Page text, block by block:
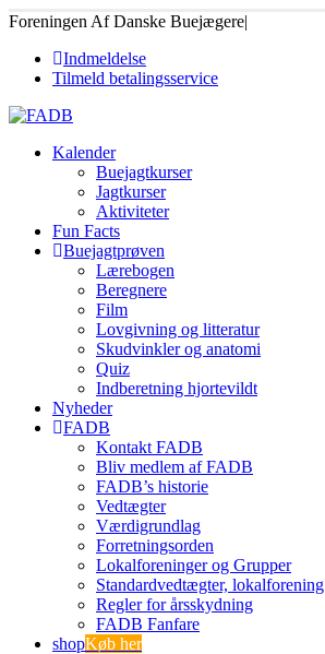
Foreningen Af Danske Buejægere|
Indmeldelse
Tilmeld betalingsservice
Kalender
Buejagtkurser
Jagtkurser
Aktiviteter
Fun Facts
Buejagtprøven
Lærebogen
Beregnere
Film
Lovgivning og litteratur
Skudvinkler og anatomi
Quiz
Indberetning hjortevildt
Nyheder
FADB
Kontakt FADB
Bliv medlem af FADB
FADB’s historie
Vedtægter
Værdigrundlag
Forretningsorden
Lokalforeninger og Grupper
Standardvedtægter, lokalforening
Regler for årsskydning
FADB Fanfare
shopKøb her